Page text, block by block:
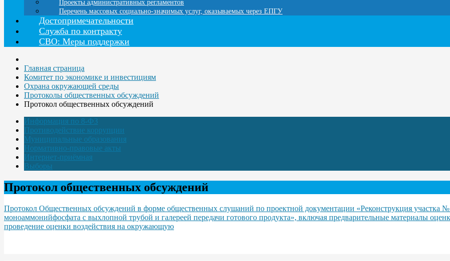
Проекты административных регламентов
Перечень массовых социально-значимых услуг, оказываемых через ЕПГУ
Достопримечательности
Служба по контракту
СВО: Меры поддержки
Главная страница
Комитет по экономике и инвестициям
Охрана окружающей среды
Протоколы общественных обсуждений
Протокол общественных обсуждений
Информация по 8-ФЗ
Противодействие коррупции
Муниципальные образования
Нормативно-правовые акты
Интернет-приёмная
Выборы
Протокол общественных обсуждений
Протокол Общественных обсуждений в форме общественных слушаний по проектной документации «Реконструкция
моноаммонийфосфата с выхлопной трубой и галереей передачи готового продукта», включая предварительные материалы
проведение оценки воздействия на окружающую